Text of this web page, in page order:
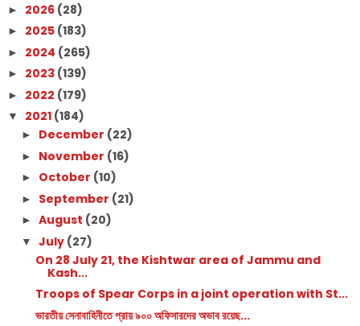
► 2026 (28)
► 2025 (183)
► 2024 (265)
► 2023 (139)
► 2022 (179)
▼ 2021 (184)
► December (22)
► November (16)
► October (10)
► September (21)
► August (20)
▼ July (27)
On 28 July 21, the Kishtwar area of Jammu and
Kash...
Troops of Spear Corps in a joint operation with St...
ভারতীয় সেনাবাহিনীতে প্রায় ৯০০ অফিসারদের অভাব রয়েছ...